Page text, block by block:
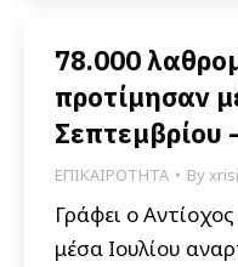
78.000
προτίμησαν
Σεπτεμβρίου
ΕΠΙΚΑΙΡΟΤΗΤΑ By
Γράφει ο
μέσα Ιουλίου